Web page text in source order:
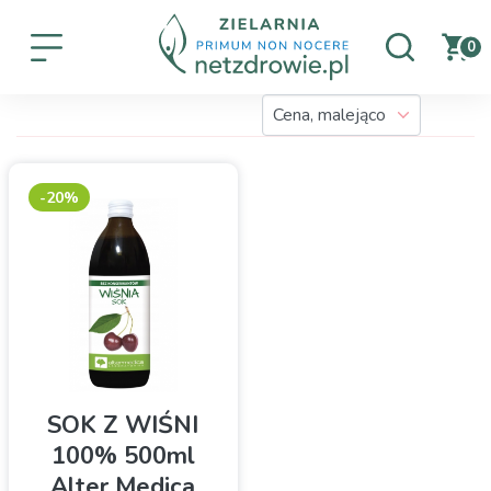
0
SOK Z WIŚNI
100% 500ml
-20%